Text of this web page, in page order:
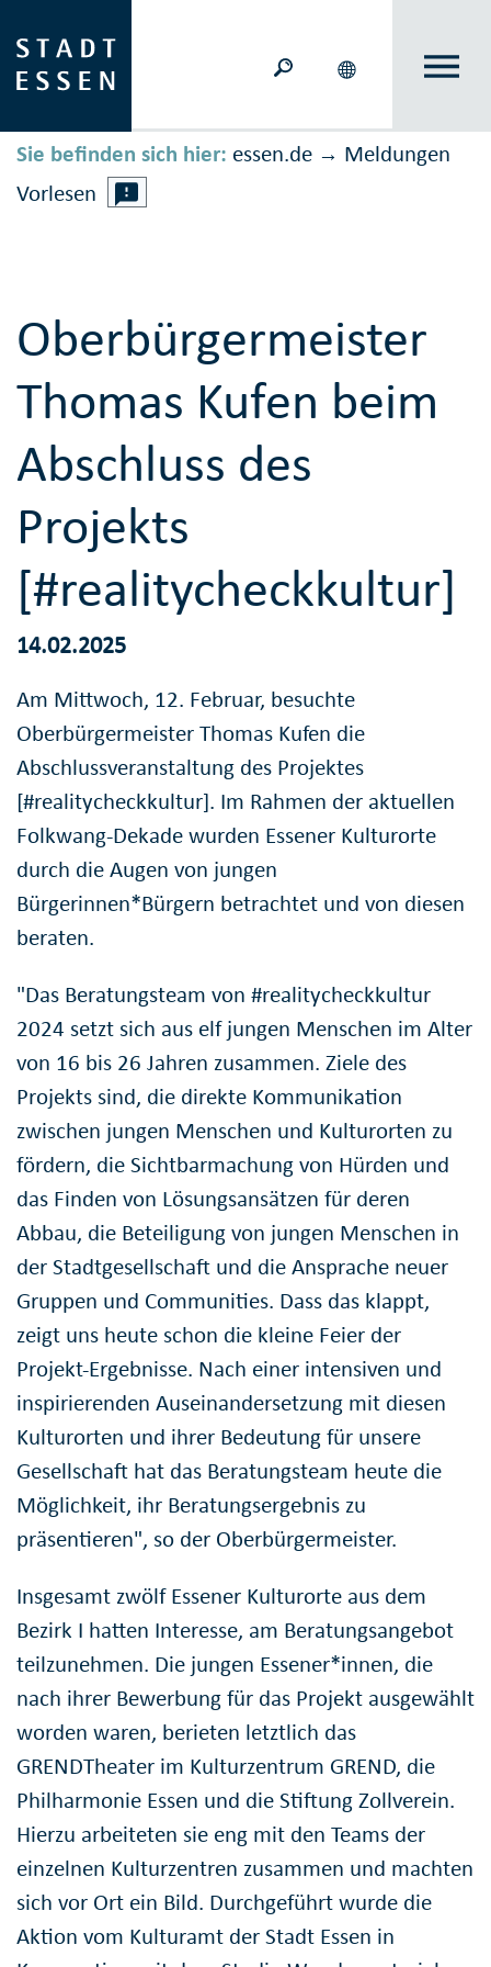
Sie befinden sich hier: essen.de → Meldungen
Vorlesen
Oberbürgermeister
Thomas Kufen beim
Abschluss des
Projekts
[#realitycheckkultur]
14.02.2025
Am Mittwoch, 12. Februar, besuchte
Oberbürgermeister Thomas Kufen die
Abschlussveranstaltung des Projektes
[#realitycheckkultur]. Im Rahmen der aktuellen
Folkwang-Dekade wurden Essener Kulturorte
durch die Augen von jungen
Bürgerinnen*Bürgern betrachtet und von diesen
beraten.
"Das Beratungsteam von #realitycheckkultur
2024 setzt sich aus elf jungen Menschen im Alter
von 16 bis 26 Jahren zusammen. Ziele des
Projekts sind, die direkte Kommunikation
zwischen jungen Menschen und Kulturorten zu
fördern, die Sichtbarmachung von Hürden und
das Finden von Lösungsansätzen für deren
Abbau, die Beteiligung von jungen Menschen in
der Stadtgesellschaft und die Ansprache neuer
Gruppen und Communities. Dass das klappt,
zeigt uns heute schon die kleine Feier der
Projekt-Ergebnisse. Nach einer intensiven und
inspirierenden Auseinandersetzung mit diesen
Kulturorten und ihrer Bedeutung für unsere
Gesellschaft hat das Beratungsteam heute die
Möglichkeit, ihr Beratungsergebnis zu
präsentieren", so der Oberbürgermeister.
Insgesamt zwölf Essener Kulturorte aus dem
Bezirk I hatten Interesse, am Beratungsangebot
teilzunehmen. Die jungen Essener*innen, die
nach ihrer Bewerbung für das Projekt ausgewählt
worden waren, berieten letztlich das
GRENDTheater im Kulturzentrum GREND, die
Philharmonie Essen und die Stiftung Zollverein.
Hierzu arbeiteten sie eng mit den Teams der
einzelnen Kulturzentren zusammen und machten
sich vor Ort ein Bild. Durchgeführt wurde die
Aktion vom Kulturamt der Stadt Essen in